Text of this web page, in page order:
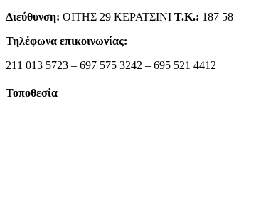
Διεύθυνση: ΟΙΤΗΣ 29 ΚΕΡΑΤΣΙΝΙ Τ.Κ.: 187 58
Τηλέφωνα επικοινωνίας:
211 013 5723 – 697 575 3242 – 695 521 4412
Τοποθεσία